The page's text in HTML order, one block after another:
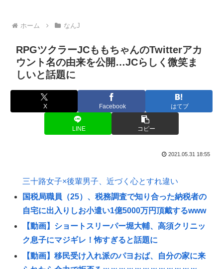
ホーム なんJ
RPGツクラーJCももちゃんのTwitterアカ
ウント名の由来を公開…JCらしく微笑ま
しいと話題に
X Facebook はてブ
LINE コピー
2021.05.31 18:55
三十路女子×後輩男子、近づく心とすれ違い
国税局職員（25）、税務調査で知り合った納税者の
自宅に出入りしお小遣い1億5000万円頂戴するwww
【動画】ショートスリーパー堀大輔、高須クリニッ
ク息子にマジギレ！怖すぎると話題に
【動画】移民受け入れ派のパヨおば、自分の家に来